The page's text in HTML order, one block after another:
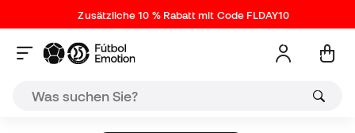
Zusätzliche 10 % Rabatt mit Code FLDAY10